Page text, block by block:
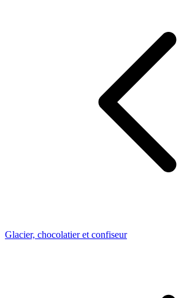
Glacier, chocolatier et confiseur